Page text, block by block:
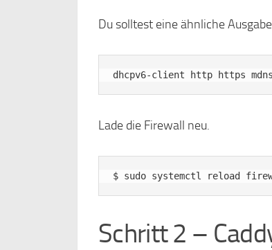
Du solltest eine ähnliche
Lade die Firewall neu.
Schritt 2 –